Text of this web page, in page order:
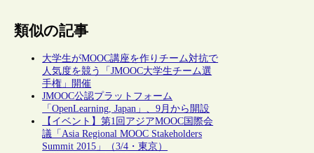
類似の記事
大学生がMOOC講座を作りチーム対抗で
人気度を競う「JMOOC大学生チーム選
手権」開催
JMOOC公認プラットフォーム
「OpenLearning, Japan」、9月から開設
【イベント】第1回アジアMOOC国際会
議「Asia Regional MOOC Stakeholders
Summit 2015」（3/4・東京）